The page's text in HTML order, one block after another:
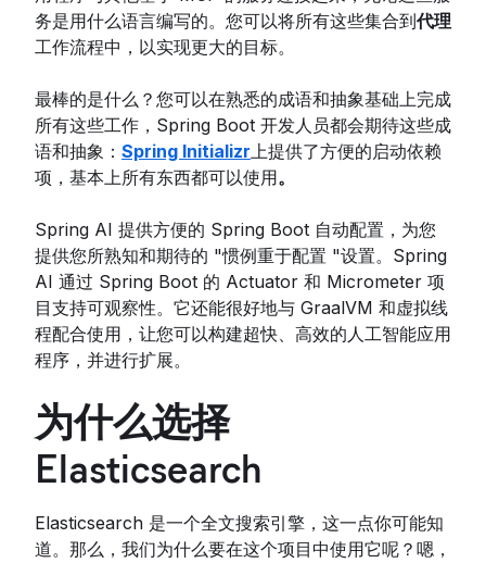
务是用什么语言编写的。您可以将所有这些集合到代理
工作流程中，以实现更大的目标。
最棒的是什么？您可以在熟悉的成语和抽象基础上完成
所有这些工作，Spring Boot 开发人员都会期待这些成
语和抽象： Spring Initializr上提供了方便的启动依赖
项，基本上所有东西都可以使用。
Spring AI 提供方便的 Spring Boot 自动配置，为您
提供您所熟知和期待的 "惯例重于配置 "设置。Spring
AI 通过 Spring Boot 的 Actuator 和 Micrometer 项
目支持可观察性。它还能很好地与 GraalVM 和虚拟线
程配合使用，让您可以构建超快、高效的人工智能应用
程序，并进行扩展。
为什么选择
Elasticsearch
Elasticsearch 是一个全文搜索引擎，这一点你可能知
道。那么，我们为什么要在这个项目中使用它呢？嗯，